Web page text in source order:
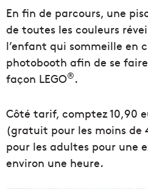
En fin de parcours, une
de toutes les couleurs
l’enfant qui sommeille en
photobooth afin de se
façon LEGO®.
Côté tarif, comptez 10,90
(gratuit pour les moins de
pour les adultes pour une
environ une heure.